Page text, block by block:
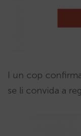
I un cop
se li convida a